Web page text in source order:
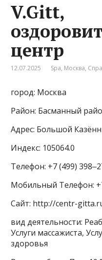
V.Gitt,
центр
12.07.2025 Spa, Москва,
город: Москва
Район: Басманный
Адрес: Большой
Индекс: 105064.0
Телефон: +7 (499)
Мобильный Телефон:
Сайт: http://centr-
вид деятельности:
Услуги массажиста,
здоровья